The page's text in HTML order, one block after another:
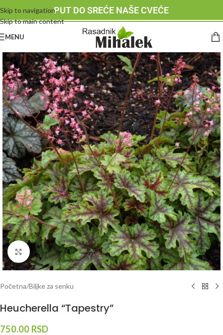
Skip to navigation
Skip to main content
PUT DO SREĆE NAŠE CVEĆE
MENU
Klknite da uvećate
Početna/Biljke za senku
Heucherella “Tapestry”
750.00 RSD